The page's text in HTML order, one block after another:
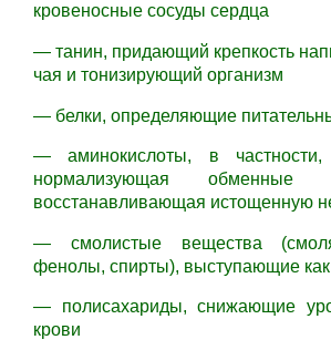
кровеносные сосуды сердца
— танин, придающий крепкость
чая и тонизирующий организм
— белки, определяющие
— аминокислоты, в частности,
нормализующая
восстанавливающая истощенную
— смолистые вещества
фенолы, спирты), выступающие как
— полисахариды, снижающие
крови